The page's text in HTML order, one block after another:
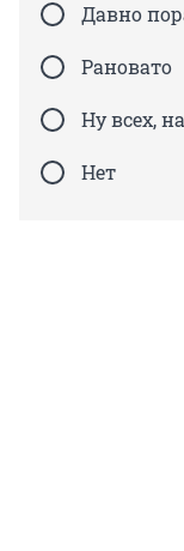
Давно
Рановато
Ну всех,
Нет